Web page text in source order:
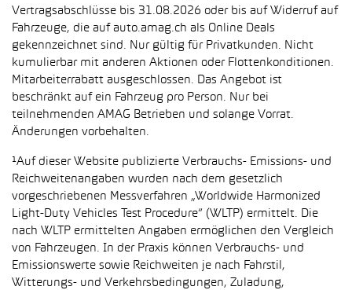
Vertragsabschlüsse bis 31.08.2026 oder bis auf Widerruf auf
Fahrzeuge, die auf auto.amag.ch als Online Deals
gekennzeichnet sind. Nur gültig für Privatkunden. Nicht
kumulierbar mit anderen Aktionen oder Flottenkonditionen.
Mitarbeiterrabatt ausgeschlossen. Das Angebot ist
beschränkt auf ein Fahrzeug pro Person. Nur bei
teilnehmenden AMAG Betrieben und solange Vorrat.
Änderungen vorbehalten.
¹Auf dieser Website publizierte Verbrauchs- Emissions- und
Reichweitenangaben wurden nach dem gesetzlich
vorgeschriebenen Messverfahren „Worldwide Harmonized
Light-Duty Vehicles Test Procedure“ (WLTP) ermittelt. Die
nach WLTP ermittelten Angaben ermöglichen den Vergleich
von Fahrzeugen. In der Praxis können Verbrauchs- und
Emissionswerte sowie Reichweiten je nach Fahrstil,
Witterungs- und Verkehrsbedingungen, Zuladung,